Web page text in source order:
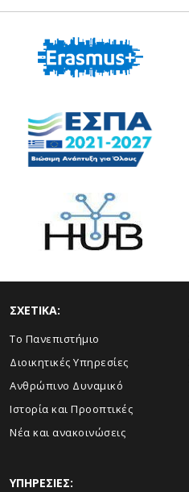
ΣΧΕΤΙΚΑ:
Το Πανεπιστήμιο
Διοικητικές Υπηρεσίες
Ανθρώπινο Δυναμικό
Ιστορία και Προοπτικές
Νέα και ανακοινώσεις
ΥΠΗΡΕΣΙΕΣ: